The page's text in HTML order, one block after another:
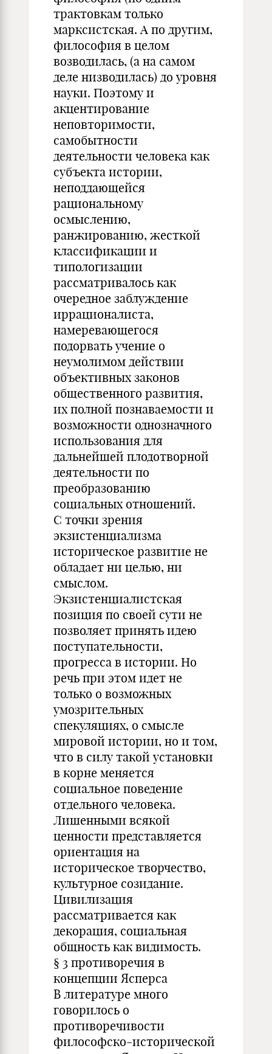
трактовкам только
марксистская. А по другим,
философия в целом
возводилась, (а на самом
деле низводилась) до уровня
науки. Поэтому и
акцентирование
неповторимости,
самобытности
деятельности человека как
субъекта истории,
неподдающейся
рациональному
осмыслению,
ранжированию, жесткой
классификации и
типологизации
рассматривалось как
очередное заблуждение
иррационалиста,
намеревающегося
подорвать учение о
неумолимом действии
объективных законов
общественного развития,
их полной познаваемости и
возможности однозначного
использования для
дальнейшей плодотворной
деятельности по
преобразованию
социальных отношений.
С точки зрения
экзистенциализма
историческое развитие не
обладает ни целью, ни
смыслом.
Экзистенциалистская
позиция по своей сути не
позволяет принять идею
поступательности,
прогресса в истории. Но
речь при этом идет не
только о возможных
умозрительных
спекуляциях, о смысле
мировой истории, но и том,
что в силу такой установки
в корне меняется
социальное поведение
отдельного человека.
Лишенными всякой
ценности представляется
ориентация на
историческое творчество,
культурное созидание.
Цивилизация
рассматривается как
декорация, социальная
общность как видимость.
§ 3 противоречия в
концепции Ясперса
В литературе много
говорилось о
противоречивости
философско-исторической